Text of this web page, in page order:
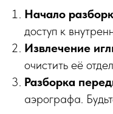
Начало
доступ к
Извлечение
очистить её
Разборка
аэрографа.